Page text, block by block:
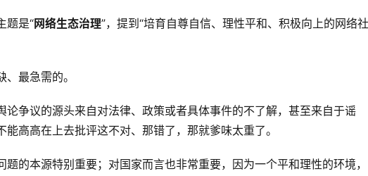
题是“网络生态治理”，提到“培育自尊自信、理性平和、积极向上的网络社
最急需的。
论争议的源头来自对法律、政策或者具体事件的不了解，甚至来自于谣
高高在上去批评这不对、那错了，那就爹味太重了。
的本源特别重要；对国家而言也非常重要，因为一个平和理性的环境，